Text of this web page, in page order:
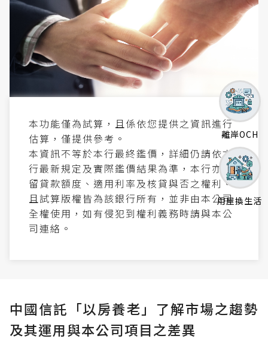
本功能僅為試算，且係依您提供之資訊進行
估算，僅提供參考。
本資訊不等於本行最終鑑價，詳細仍請依本
行最新規定及實際鑑價結果為準，本行亦保
留貸款額度、適用利率及核貸與否之權利。
且試算版權皆為該銀行所有，並非由本公司
全權使用，如有侵犯到權利義務時請與本公
司連絡。
中國信託「以房養老」了解市場之趨勢
及其運用與本公司項目之差異
離岸OCH
用屋換生活